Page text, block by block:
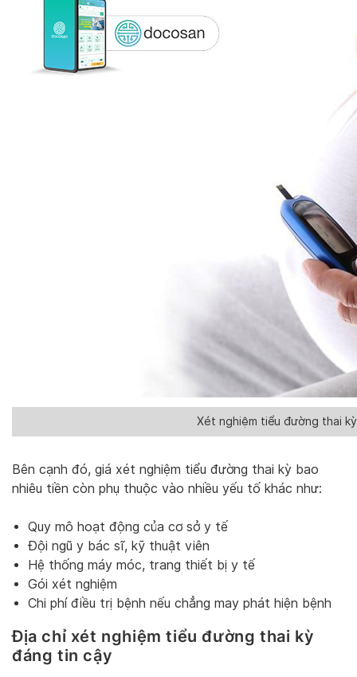
Xét nghiệm tiểu đường thai
Bên cạnh đó, giá xét nghiệm tiểu đường thai kỳ bao
nhiêu tiền còn phụ thuộc vào nhiều yếu tố khác như:
Quy mô hoạt động của cơ sở y tế
Đội ngũ y bác sĩ, kỹ thuật viên
Hệ thống máy móc, trang thiết bị y tế
Gói xét nghiệm
Chi phí điều trị bệnh nếu chẳng may phát hiện bệnh
Địa chỉ xét nghiệm tiểu đường thai kỳ
đáng tin cậy